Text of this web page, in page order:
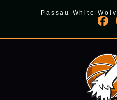
Passau White